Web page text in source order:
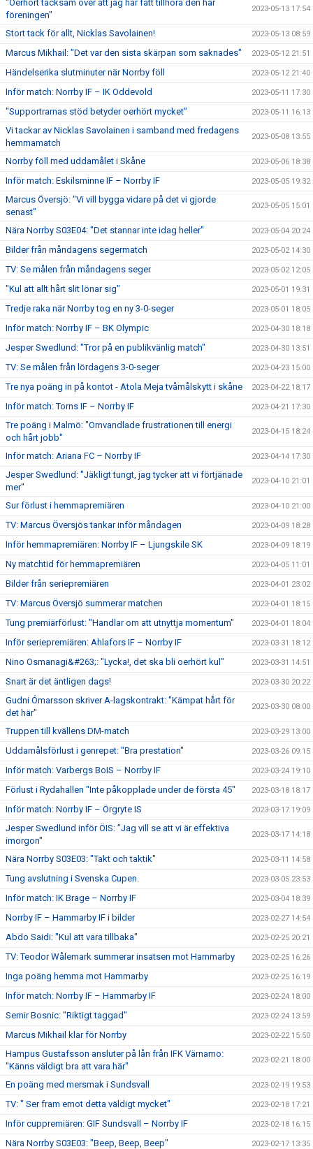
"Oerhört tacksam över att jag har fått tillhöra den här
föreningen"
2023-05-13 17:54
Stort tack för allt, Nicklas Savolainen! 2023-05-13 08:59
Marcus Mikhail: "Det var den sista skärpan som saknades" 2023-05-12 21:51
Händelserika slutminuter när Norrby föll 2023-05-12 21:40
Inför match: Norrby IF – IK Oddevold 2023-05-11 17:30
"Supportrarnas stöd betyder oerhört mycket" 2023-05-11 16:13
Vi tackar av Nicklas Savolainen i samband med fredagens
hemmamatch
2023-05-08 13:55
Norrby föll med uddamålet i Skåne 2023-05-06 18:38
Inför match: Eskilsminne IF – Norrby IF 2023-05-05 19:32
Marcus Översjö: "Vi vill bygga vidare på det vi gjorde
senast"
2023-05-05 15:01
Nära Norrby S03E04: "Det stannar inte idag heller" 2023-05-04 20:24
Bilder från måndagens segermatch 2023-05-02 14:30
TV: Se målen från måndagens seger 2023-05-02 12:05
"Kul att allt hårt slit lönar sig" 2023-05-01 19:31
Tredje raka när Norrby tog en ny 3-0-seger 2023-05-01 18:05
Inför match: Norrby IF – BK Olympic 2023-04-30 18:18
Jesper Swedlund: "Tror på en publikvänlig match" 2023-04-30 13:51
TV: Se målen från lördagens 3-0-seger 2023-04-23 15:00
Tre nya poäng in på kontot - Atola Meja tvåmålskytt i skåne 2023-04-22 18:17
Inför match: Torns IF – Norrby IF 2023-04-21 17:30
Tre poäng i Malmö: "Omvandlade frustrationen till energi
och hårt jobb"
2023-04-15 18:24
Inför match: Ariana FC – Norrby IF 2023-04-14 17:30
Jesper Swedlund: "Jäkligt tungt, jag tycker att vi förtjänade
mer"
2023-04-10 21:01
Sur förlust i hemmapremiären 2023-04-10 21:00
TV: Marcus Översjös tankar inför måndagen 2023-04-09 18:28
Inför hemmapremiären: Norrby IF – Ljungskile SK 2023-04-09 18:19
Ny matchtid för hemmapremiären 2023-04-05 11:01
Bilder från seriepremiären 2023-04-01 23:02
TV: Marcus Översjö summerar matchen 2023-04-01 18:15
Tung premiärförlust: "Handlar om att utnyttja momentum" 2023-04-01 18:04
Inför seriepremiären: Ahlafors IF – Norrby IF 2023-03-31 18:12
Nino Osmanagi&#263;: "Lycka!, det ska bli oerhört kul" 2023-03-31 14:51
Snart är det äntligen dags! 2023-03-30 20:22
Gudni Ómarsson skriver A-lagskontrakt: "Kämpat hårt för
det här"
2023-03-30 08:00
Truppen till kvällens DM-match 2023-03-29 13:00
Uddamålsförlust i genrepet: "Bra prestation" 2023-03-26 09:15
Inför match: Varbergs BoIS – Norrby IF 2023-03-24 19:10
Förlust i Rydahallen "Inte påkopplade under de första 45" 2023-03-18 18:17
Inför match: Norrby IF – Örgryte IS 2023-03-17 19:09
Jesper Swedlund inför ÖIS: ”Jag vill se att vi är effektiva
imorgon"
2023-03-17 14:18
Nära Norrby S03E03: "Takt och taktik" 2023-03-11 14:58
Tung avslutning i Svenska Cupen. 2023-03-05 23:53
Inför match: IK Brage – Norrby IF 2023-03-04 18:39
Norrby IF – Hammarby IF i bilder 2023-02-27 14:54
Abdo Saidi: "Kul att vara tillbaka" 2023-02-25 20:21
TV: Teodor Wålemark summerar insatsen mot Hammarby 2023-02-25 16:26
Inga poäng hemma mot Hammarby 2023-02-25 16:19
Inför match: Norrby IF – Hammarby IF 2023-02-24 18:00
Semir Bosnic: "Riktigt taggad" 2023-02-24 13:59
Marcus Mikhail klar för Norrby 2023-02-22 15:50
Hampus Gustafsson ansluter på lån från IFK Värnamo:
"Känns väldigt bra att vara här"
2023-02-21 18:00
En poäng med mersmak i Sundsvall 2023-02-19 19:53
TV: " Ser fram emot detta väldigt mycket" 2023-02-18 17:21
Inför cuppremiären: GIF Sundsvall – Norrby IF 2023-02-18 16:15
Nära Norrby S03E03: "Beep, Beep, Beep" 2023-02-17 13:35